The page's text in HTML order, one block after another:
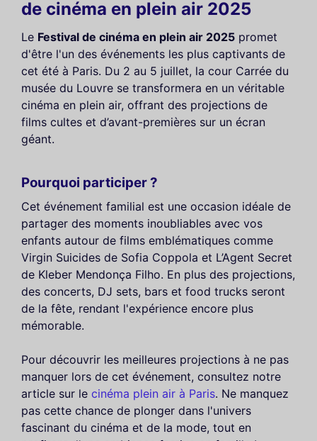
de cinéma en plein air 2025
Le Festival de cinéma en plein air 2025 promet
d'être l'un des événements les plus captivants de
cet été à Paris. Du 2 au 5 juillet, la cour Carrée du
musée du Louvre se transformera en un véritable
cinéma en plein air, offrant des projections de
films cultes et d’avant-premières sur un écran
géant.
Pourquoi participer ?
Cet événement familial est une occasion idéale de
partager des moments inoubliables avec vos
enfants autour de films emblématiques comme
Virgin Suicides de Sofia Coppola et L’Agent Secret
de Kleber Mendonça Filho. En plus des projections,
des concerts, DJ sets, bars et food trucks seront
de la fête, rendant l'expérience encore plus
mémorable.
Pour découvrir les meilleures projections à ne pas
manquer lors de cet événement, consultez notre
article sur le cinéma plein air à Paris. Ne manquez
pas cette chance de plonger dans l'univers
fascinant du cinéma et de la mode, tout en